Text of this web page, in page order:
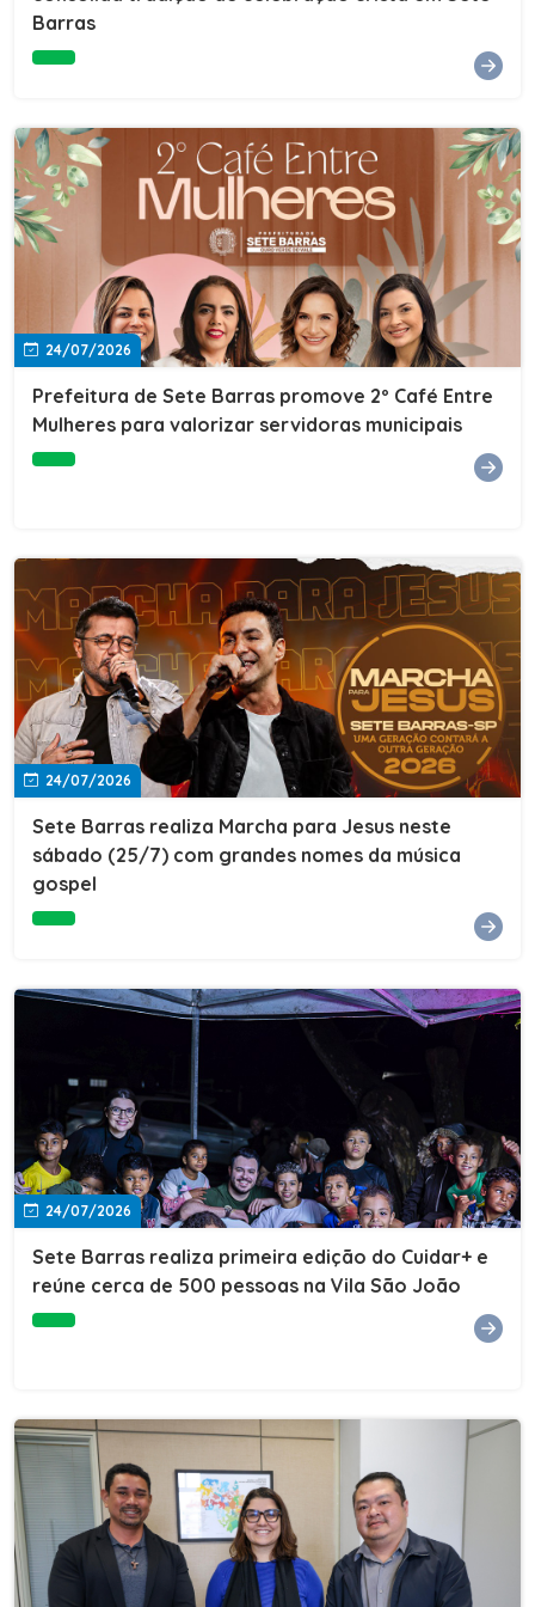
e do Instituto de Desenvolvimento Profissional
fundador da empresa Seu Consultor.Inscrições: FAÇA
AQUI
Barras
24/07/2026
Prefeitura de Sete Barras promove 2º Café Entre
Mulheres para valorizar servidoras municipais
24/07/2026
Sete Barras realiza Marcha para Jesus neste
sábado (25/7) com grandes nomes da música
gospel
24/07/2026
Sete Barras realiza primeira edição do Cuidar+ e
reúne cerca de 500 pessoas na Vila São João